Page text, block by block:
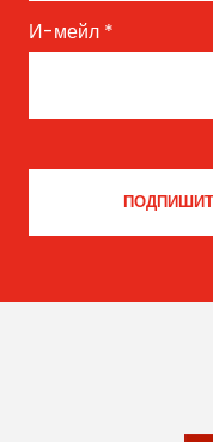
И-мейл *